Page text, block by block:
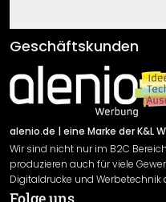
Klebe- und
Newsletter An-/
Sendungsverfolgung
AGB
Impressum
Versand & Zahlung
Rücksendung
Widerrufsrecht
Datenschutzerklärung
Geschäftskunden
alenio.de | eine Marke der K&L
Wir sind nicht nur im B2C
produzieren auch für viele
Digitaldrucke und Werbetechnik
Folge uns